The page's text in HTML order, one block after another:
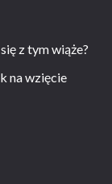
z tym wiąże?
na wzięcie